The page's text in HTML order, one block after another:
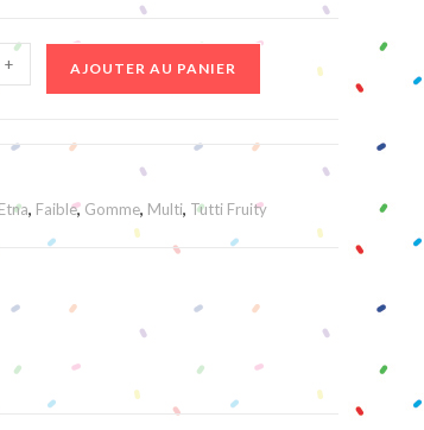
+ AJOUTER AU PANIER
Etna, Faible, Gomme, Multi, Tutti Fruity